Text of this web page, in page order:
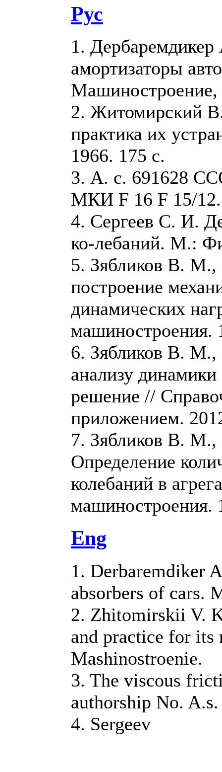
Рус
1.
амортизаторы
Машиностроение,
2. Житомирский
практика их
1966. 175 с.
3. А. с. 691628
МКИ F 16 F 15/12.
4. Сергеев С. И.
ко-лебаний. М.:
5. Зябликов В.
построение
динамических
6. Зябликов В.
анализу
решение //
приложением.
7. Зябликов В.
Определение
колебаний в
Eng
1. Derbaremdiker
absorbers of cars.
2. Zhitomirskii V.
and practice for
Mashinostroenie.
3. The viscous
authorship No.
4. Sergeev